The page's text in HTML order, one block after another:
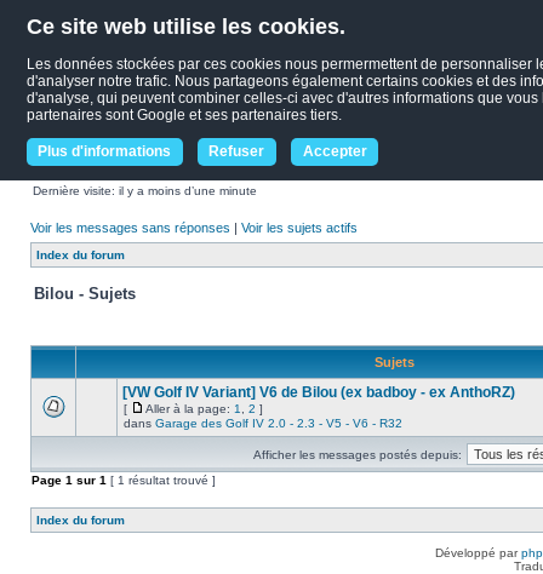
Ce site web utilise les cookies.
Les données stockées par ces cookies nous permermettent de
d'analyser notre trafic. Nous partageons également certains cookies et des
d'analyse, qui peuvent combiner celles-ci avec d'autres informations que
partenaires sont Google et ses partenaires tiers.
Plus d'informations Refuser Accepter
Dernière visite: il y a moins d’une minute
Voir les messages sans réponses | Voir les sujets actifs
Index du forum
Bilou - Sujets
Sujets
[VW Golf IV Variant] V6 de Bilou (ex badboy - ex AnthoRZ)
[ Aller à la page: 1 2 ]
dans Garage des Golf IV 2.0 - 2.3 - V5 - V6 - R32
Afficher les messages postés depuis:
Page 1 sur 1 [ 1 résultat trouvé ]
Index du forum
Développé par